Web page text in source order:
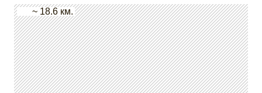
~ 18.6 км.